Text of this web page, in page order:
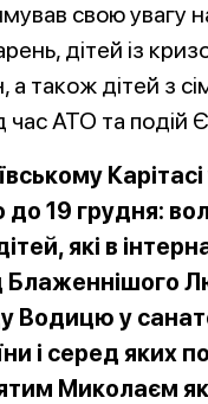
свою увагу
дітей із
а також дітей з
час АТО та
19 грудня:
які в
Блаженнішого
Водицю у
і серед яких
Миколаєм